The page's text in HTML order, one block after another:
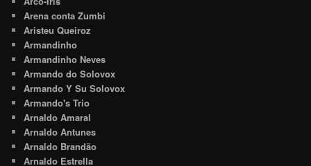
Arena conta Zumbi
Aristeu Queiroz
Armandinho
Armandinho Neves
Armando do Solovox
Armando Y Su Solovox
Armando's Trio
Arnaldo Amaral
Arnaldo Antunes
Arnaldo Brandão
Arnaldo Estrella